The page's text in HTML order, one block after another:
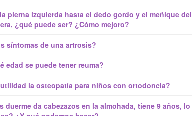
pierna izquierda hasta el dedo gordo y el meñique
¿qué puede ser? ¿Cómo mejoro?
síntomas de una artrosis?
edad se puede tener reuma?
utilidad la osteopatía para niños con ortodoncia?
duerme da cabezazos en la almohada, tiene 9 años,